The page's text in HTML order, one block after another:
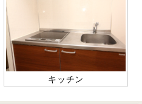
キッチン